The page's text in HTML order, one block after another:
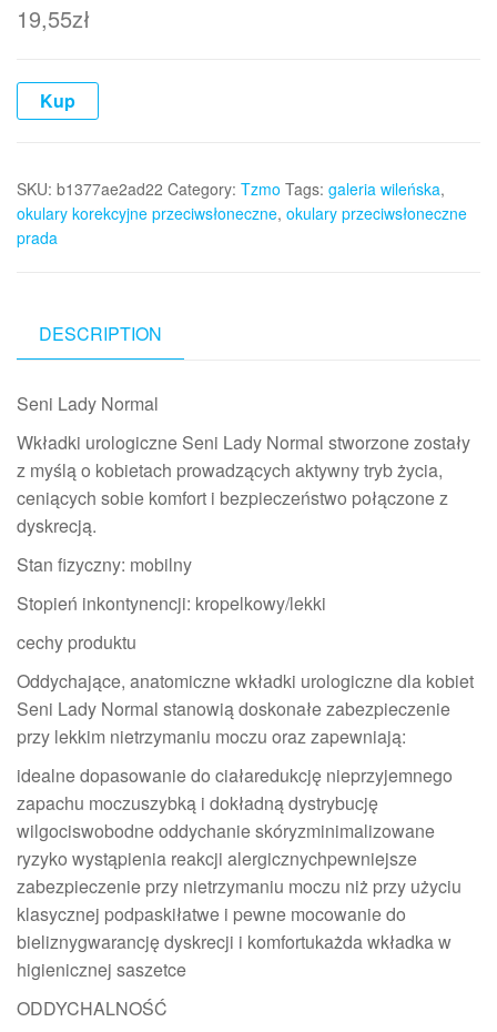
19,55zł
Kup
SKU: b1377ae2ad22 Category: Tzmo Tags: galeria wileńska,
okulary korekcyjne przeciwsłoneczne, okulary przeciwsłoneczne
prada
DESCRIPTION
Seni Lady Normal
Wkładki urologiczne Seni Lady Normal stworzone zostały
z myślą o kobietach prowadzących aktywny tryb życia,
ceniących sobie komfort i bezpieczeństwo połączone z
dyskrecją.
Stan fizyczny: mobilny
Stopień inkontynencji: kropelkowy/lekki
cechy produktu
Oddychające, anatomiczne wkładki urologiczne dla kobiet
Seni Lady Normal stanowią doskonałe zabezpieczenie
przy lekkim nietrzymaniu moczu oraz zapewniają:
idealne dopasowanie do ciałaredukcję nieprzyjemnego
zapachu moczuszybką i dokładną dystrybucję
wilgociswobodne oddychanie skóryzminimalizowane
ryzyko wystąpienia reakcji alergicznychpewniejsze
zabezpieczenie przy nietrzymaniu moczu niż przy użyciu
klasycznej podpaskiłatwe i pewne mocowanie do
bieliznygwarancję dyskrecji i komfortukażda wkładka w
higienicznej saszetce
ODDYCHALNOŚĆ